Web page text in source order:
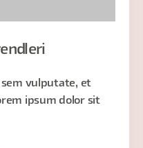
sem vulputate, et
ipsum dolor sit